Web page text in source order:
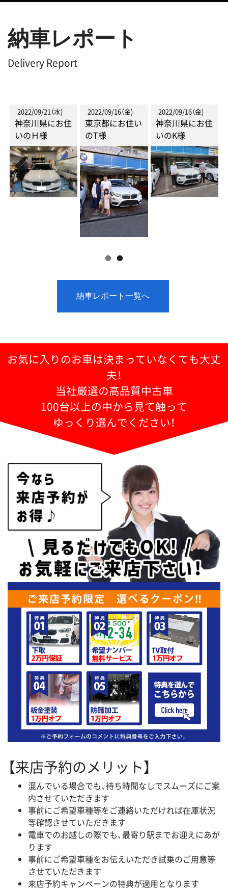
納車レポート
Delivery Report
2022/09/21（水)
神奈川県にお住
いのＨ様
2022/09/16（金)
東京都にお住い
のT様
2022/09/16（金)
神奈川県にお住
いのK様
Previous
納車レポート一覧へ
お気に入りのお車は決まっていなくても大丈
夫！
当社厳選の高品質中古車
100台以上の中から見て触って
ゆっくり選んでください！
【来店予約のメリット】
混んでいる場合でも、待ち時間なしでスムーズにご案
内させていただきます
事前にご希望車種等をご連絡いただければ在庫状況
等確認させていただきます
電車でのお越しの際でも、最寄り駅までお迎えにあが
ります
事前にご希望車種をお伝えいただき試乗のご用意等
させていただきます
来店予約キャンペーンの特典が適用となります